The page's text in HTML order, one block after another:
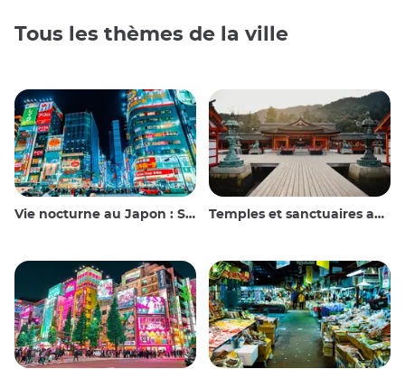
Tous les thèmes de la ville
Vie nocturne au Japon : Sortir, voir et boire Temples et sanctuaires au Japon